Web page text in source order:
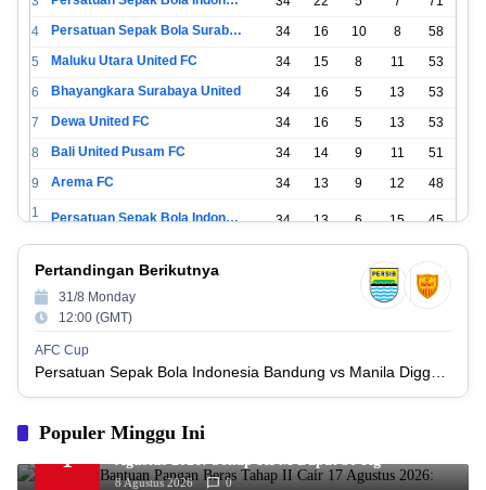
4
Persatuan Sepak Bola Surabaya 34 16 10 8
58
5
Maluku Utara United FC 34 15 8 11
53
6
Bhayangkara Surabaya United 34 16 5 13
53
7
Dewa United FC 34 16 5 13
53
8
Bali United Pusam FC 34 14 9 11
51
9
Arema FC 34 13 9 12
48
1
0
Persatuan Sepak Bola Indonesia Tangerang 34 13 6 15 45
1
1
2
17 39
3
1
4
1
6
Persis Solo 34 8 10 16 34
Pertandingan Berikutnya
31/8 Monday
12:00 (GMT)
AFC Cup
Populer Minggu Ini
1
Siap-siap, Bantuan Pangan Beras Tahap II Cair 17
8 Agustus 2026 0